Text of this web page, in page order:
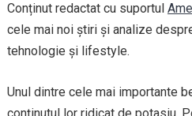
Conținut redactat cu suportul
cele mai noi știri și analize
tehnologie și lifestyle.
Unul dintre cele mai importante